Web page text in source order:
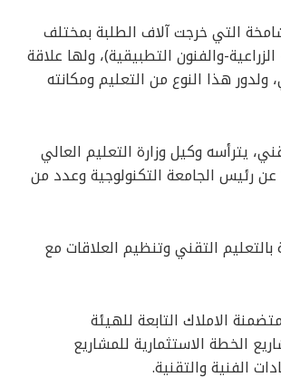
التي خرجت آلاف الطلبة بمختلف
والفنون التطبيقية)، ولها علاقة
هذا النوع من التعليم ومكانته
يترأسه وكيل وزارة التعليم العالي
عن رئيس الجامعة التكنولوجية وعدد من
التقني وتنظيم العلاقات مع
الاملاك التابعة للهيئة
الخطة الاستثمارية للمشاريع
الفنية والتقنية.